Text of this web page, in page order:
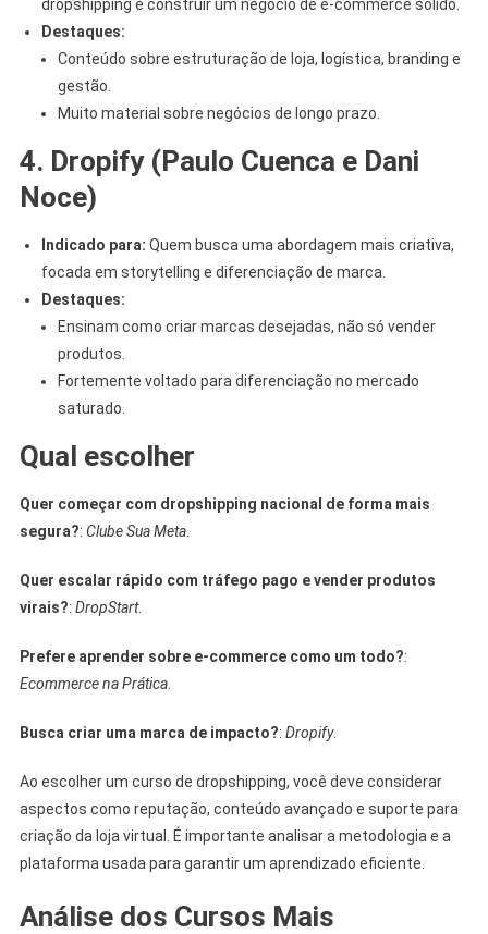
dropshipping e construir um negócio de e-commerce sólido.
Destaques:
Conteúdo sobre estruturação de loja, logística, branding e
gestão.
Muito material sobre negócios de longo prazo.
4. Dropify (Paulo Cuenca e Dani
Noce)
Indicado para: Quem busca uma abordagem mais criativa,
focada em storytelling e diferenciação de marca.
Destaques:
Ensinam como criar marcas desejadas, não só vender
produtos.
Fortemente voltado para diferenciação no mercado
saturado.
Qual escolher
Quer começar com dropshipping nacional de forma mais
segura?: Clube Sua Meta.
Quer escalar rápido com tráfego pago e vender produtos
virais?: DropStart.
Prefere aprender sobre e-commerce como um todo?:
Ecommerce na Prática.
Busca criar uma marca de impacto?: Dropify.
Ao escolher um curso de dropshipping, você deve considerar
aspectos como reputação, conteúdo avançado e suporte para
criação da loja virtual. É importante analisar a metodologia e a
plataforma usada para garantir um aprendizado eficiente.
Análise dos Cursos Mais